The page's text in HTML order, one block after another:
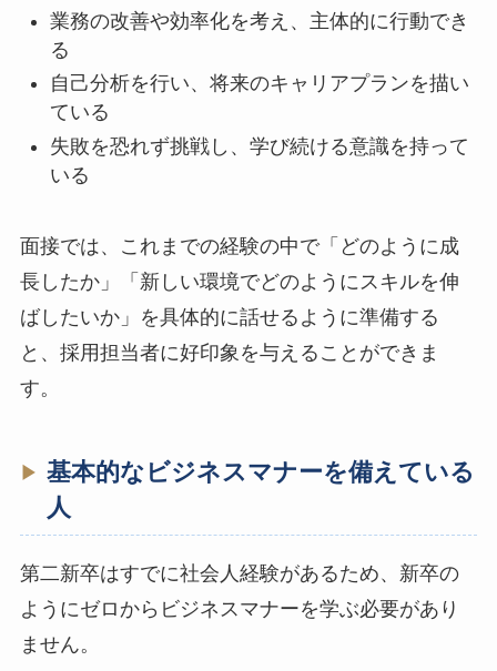
業務の改善や効率化を考え、主体的に行動でき
る
自己分析を行い、将来のキャリアプランを描い
ている
失敗を恐れず挑戦し、学び続ける意識を持って
いる
面接では、これまでの経験の中で「どのように成
長したか」「新しい環境でどのようにスキルを伸
ばしたいか」を具体的に話せるように準備する
と、採用担当者に好印象を与えることができま
す。
基本的なビジネスマナーを備えている
人
第二新卒はすでに社会人経験があるため、新卒の
ようにゼロからビジネスマナーを学ぶ必要があり
ません。